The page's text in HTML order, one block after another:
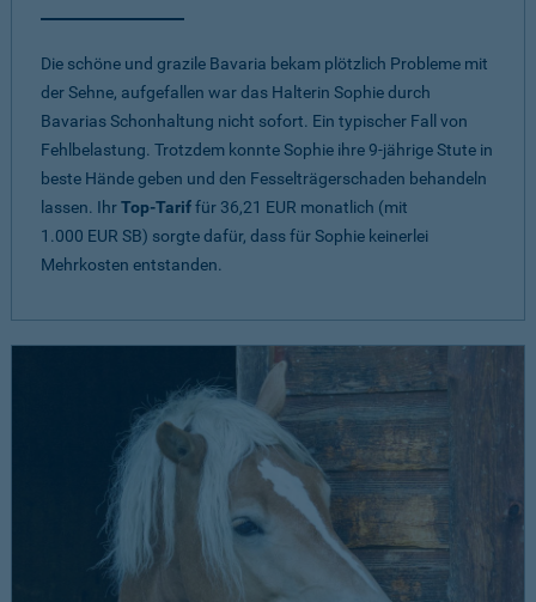
Die schöne und grazile Bavaria bekam plötzlich Probleme mit
der Sehne, aufgefallen war das Halterin Sophie durch
Bavarias Schonhaltung nicht sofort. Ein typischer Fall von
Fehlbelastung. Trotzdem konnte Sophie ihre 9-jährige Stute in
beste Hände geben und den Fesselträgerschaden behandeln
lassen. IhrTop-Tariffür 36,21 EUR monatlich (mit
1.000 EUR SB) sorgte dafür, dass für Sophie keinerlei
Mehrkosten entstanden.